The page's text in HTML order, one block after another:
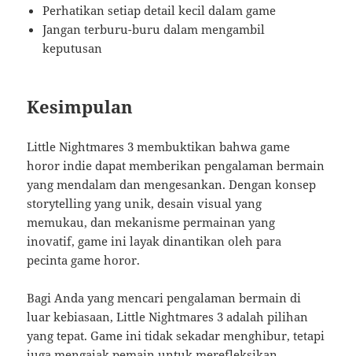
Perhatikan setiap detail kecil dalam game
Jangan terburu-buru dalam mengambil
keputusan
Kesimpulan
Little Nightmares 3 membuktikan bahwa game
horor indie dapat memberikan pengalaman bermain
yang mendalam dan mengesankan. Dengan konsep
storytelling yang unik, desain visual yang
memukau, dan mekanisme permainan yang
inovatif, game ini layak dinantikan oleh para
pecinta game horor.
Bagi Anda yang mencari pengalaman bermain di
luar kebiasaan, Little Nightmares 3 adalah pilihan
yang tepat. Game ini tidak sekadar menghibur, tetapi